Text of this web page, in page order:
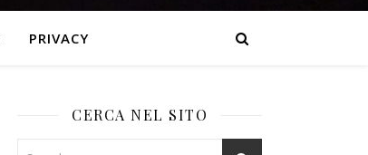
PRIVACY
CERCA NEL SITO